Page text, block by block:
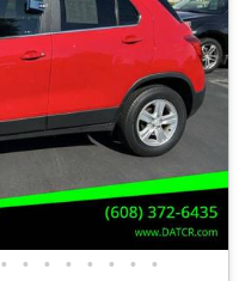
• • • • • • • •